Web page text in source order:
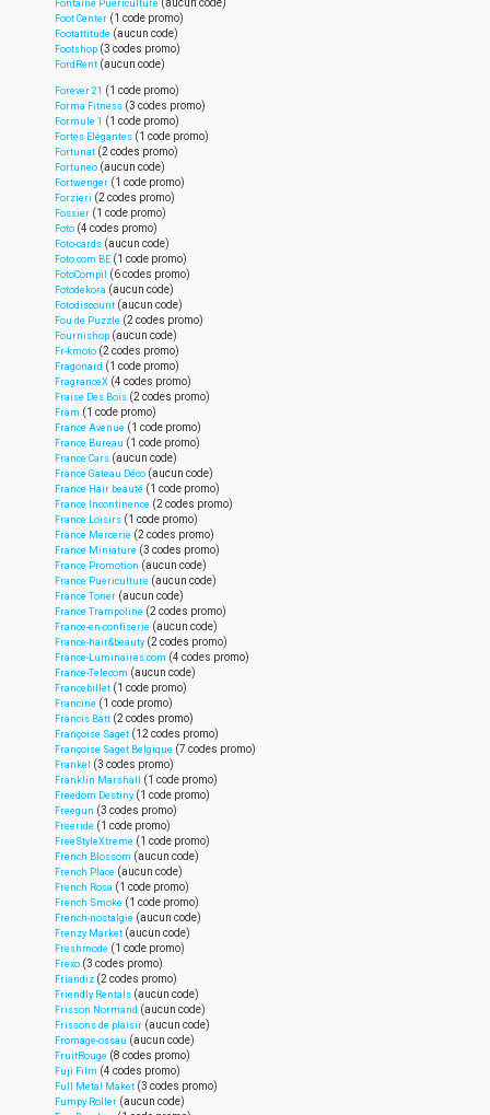
Fontaine Puericulture (aucun code)
Foot Center (1 code promo)
Footattitude (aucun code)
Footshop (3 codes promo)
FordRent (aucun code)
Forever 21 (1 code promo)
Forma Fitness (3 codes promo)
Formule 1 (1 code promo)
Fortes Elégantes (1 code promo)
Fortunat (2 codes promo)
Fortuneo (aucun code)
Fortwenger (1 code promo)
Forzieri (2 codes promo)
Fossier (1 code promo)
Foto (4 codes promo)
Foto-cards (aucun code)
Foto.com BE (1 code promo)
FotoCompil (6 codes promo)
Fotodekora (aucun code)
Fotodiscount (aucun code)
Fou de Puzzle (2 codes promo)
Fournishop (aucun code)
Fr-kmoto (2 codes promo)
Fragonard (1 code promo)
FragranceX (4 codes promo)
Fraise Des Bois (2 codes promo)
Fram (1 code promo)
France Avenue (1 code promo)
France Bureau (1 code promo)
France Cars (aucun code)
France Gateau Déco (aucun code)
France Hair beauté (1 code promo)
France Incontinence (2 codes promo)
France Loisirs (1 code promo)
France Mercerie (2 codes promo)
France Miniature (3 codes promo)
France Promotion (aucun code)
France Puericulture (aucun code)
France Toner (aucun code)
France Trampoline (2 codes promo)
France-en-confiserie (aucun code)
France-hair&beauty (2 codes promo)
France-Luminaires.com (4 codes promo)
France-Telecom (aucun code)
Francebillet (1 code promo)
Francine (1 code promo)
Francis Batt (2 codes promo)
Françoise Saget (12 codes promo)
Françoise Saget Belgique (7 codes promo)
Frankel (3 codes promo)
Franklin Marshall (1 code promo)
Freedom Destiny (1 code promo)
Freegun (3 codes promo)
Freeride (1 code promo)
FreeStyleXtreme (1 code promo)
French Blossom (aucun code)
French Place (aucun code)
French Rosa (1 code promo)
French Smoke (1 code promo)
French-nostalgie (aucun code)
Frenzy Market (aucun code)
Freshmode (1 code promo)
Frexo (3 codes promo)
Friandiz (2 codes promo)
Friendly Rentals (aucun code)
Frisson Normand (aucun code)
Frissons de plaisir (aucun code)
Fromage-ossau (aucun code)
FruitRouge (8 codes promo)
Fuji Film (4 codes promo)
Full Metal Maket (3 codes promo)
Fumpy Roller (aucun code)